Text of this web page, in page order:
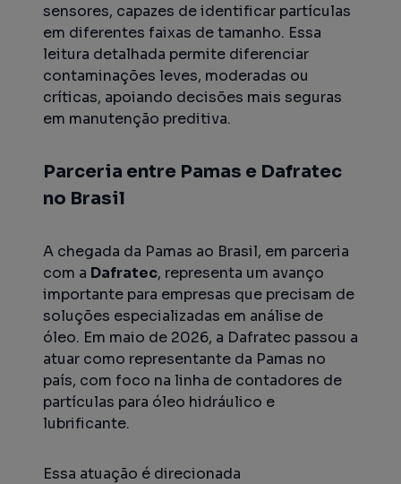
sensores, capazes de identificar partículas
em diferentes faixas de tamanho. Essa
leitura detalhada permite diferenciar
contaminações leves, moderadas ou
críticas, apoiando decisões mais seguras
em manutenção preditiva.
Parceria entre Pamas e Dafratec
no Brasil
A chegada da Pamas ao Brasil, em parceria
com a Dafratec, representa um avanço
importante para empresas que precisam de
soluções especializadas em análise de
óleo. Em maio de 2026, a Dafratec passou a
atuar como representante da Pamas no
país, com foco na linha de contadores de
partículas para óleo hidráulico e
lubrificante.
Essa atuação é direcionada